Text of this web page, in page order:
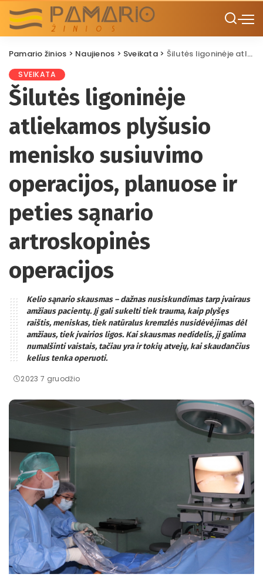
Pamario žinios > Naujienos > Sveikata> Šilutės ligoninėje atliekamos plyšusio menisko susiuvimo operacijos, planuose ir peties sąnario artroskopinės operacijos
SVEIKATA
Šilutės ligoninėje
atliekamos plyšusio
menisko susiuvimo
operacijos, planuose ir
peties sąnario
artroskopinės
operacijos
Kelio sąnario skausmas – dažnas nusiskundimas tarp įvairaus
amžiaus pacientų. Jį gali sukelti tiek trauma, kaip plyšęs
raištis, meniskas, tiek natūralus kremzlės nusidėvėjimas dėl
amžiaus, tiek įvairios ligos. Kai skausmas nedidelis, jį galima
numalšinti vaistais, tačiau yra ir tokių atvejų, kai skaudančius
kelius tenka operuoti.
2023 7 gruodžio